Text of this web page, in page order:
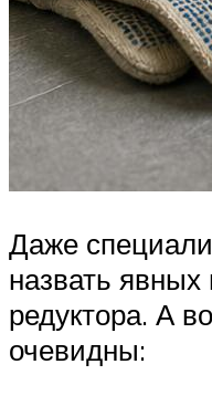
Даже
назвать явных
редуктора. А
очевидны: